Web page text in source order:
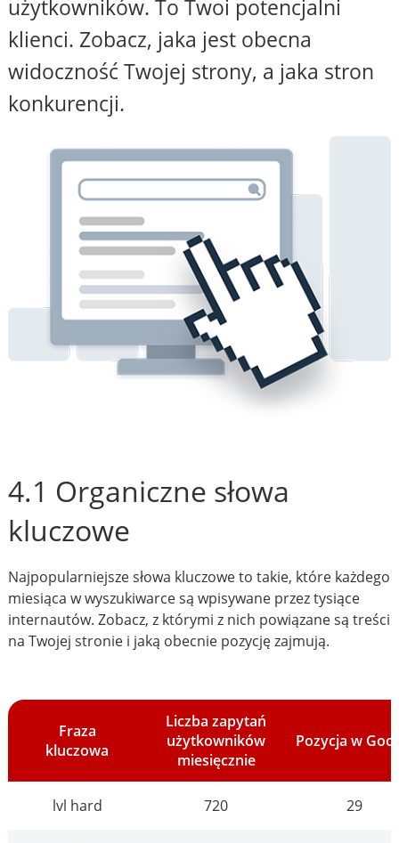
użytkowników. To Twoi potencjalni
klienci. Zobacz, jaka jest obecna
widoczność Twojej strony, a jaka stron
konkurencji.
4.1 Organiczne słowa
kluczowe
Najpopularniejsze słowa kluczowe to takie, które każdego
miesiąca w wyszukiwarce są wpisywane przez tysiące
internautów. Zobacz, z którymi z nich powiązane są treści
na Twojej stronie i jaką obecnie pozycję zajmują.
Fraza
kluczowa
Liczba zapytań
użytkowników
miesięcznie
Pozycja w
lvl hard 720 29